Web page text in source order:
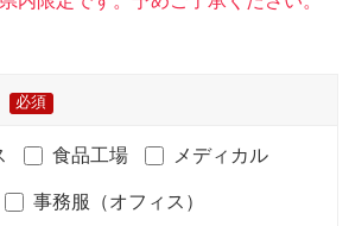
必須
食品工場 メディカル
事務服（オフィス）